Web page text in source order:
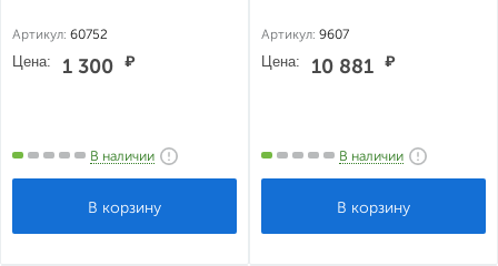
Артикул: 60752
Цена: 1 300 ₽
В наличии
Артикул: 9607
Цена: 10 881 ₽
В наличии